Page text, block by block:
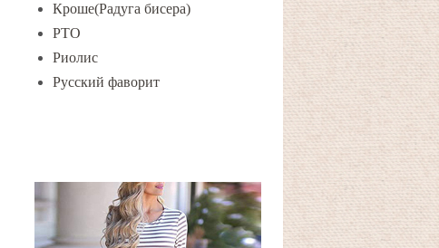
Кроше(Радуга бисера)
РТО
Риолис
Русский фаворит